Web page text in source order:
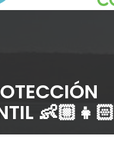
👶🏼👧🏻